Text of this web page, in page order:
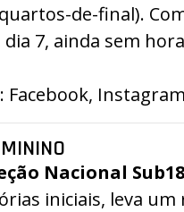
de-final).
7, ainda sem
Facebook, Instagram
Nacional
iniciais, leva